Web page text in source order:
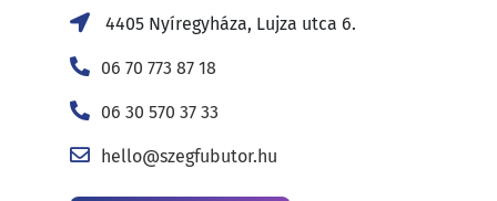
4405 Nyíregyháza, Lujza utca 6.
06 70 773 87 18
06 30 570 37 33
hello@szegfubutor.hu